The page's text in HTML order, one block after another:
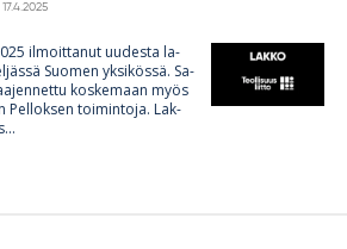
17.4.2025
il­moit­ta­nut uu­desta la­
Suo­men yk­si­kössä. Sa­
kos­ke­maan myös
Pel­lok­sen toi­min­toja. Lak­